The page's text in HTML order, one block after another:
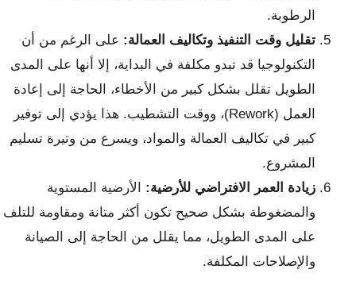
الرطوبة.
تقليل وقت التنفيذ وتكاليف العمالة: على الرغم من أن
التكنولوجيا قد تبدو مكلفة في البداية، إلا أنها على المدى
الطويل تقلل بشكل كبير من الأخطاء، الحاجة إلى إعادة
العمل (Rework)، ووقت التشطيب. هذا يؤدي إلى توفير
كبير في تكاليف العمالة والمواد، ويسرع من وتيرة تسليم
المشروع.
زيادة العمر الافتراضي للأرضية: الأرضية المستوية
والمضغوطة بشكل صحيح تكون أكثر متانة ومقاومة للتلف
على المدى الطويل، مما يقلل من الحاجة إلى الصيانة
والإصلاحات المكلفة.